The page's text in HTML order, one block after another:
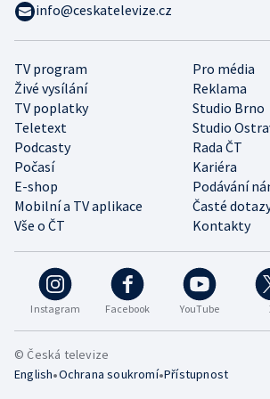
Instagram Facebook YouTube
TV program
Pro média
Živé vysílání
Reklama
TV poplatky
Studio Brno
Teletext
Studio
Podcasty
Rada ČT
Počasí
Kariéra
E-shop
Podávání
Mobilní a TV aplikace
Časté
Vše o ČT
Kontakty
info@ceskatelevize.cz
© Česká televize
English•Ochrana soukromí•Přístupnost